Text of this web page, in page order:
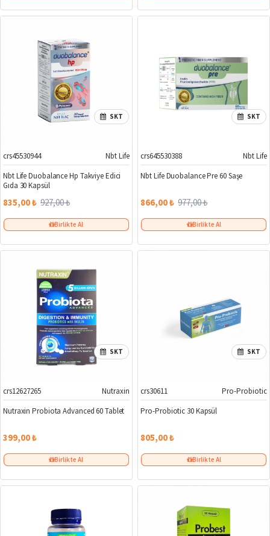
%10
SKT
crs45530944
Nbt Life
Nbt Life Duobalance Hp Takviye Edici
Gıda 30 Kapsül
835,00 ₺ 927,00 ₺
Birlikte Al
%11
SKT
crs645530388
Nbt Life
Nbt Life Duobalance Pre 60 Saşe
866,00 ₺ 977,00 ₺
Birlikte Al
SKT
crs12627265
Nutraxin
Nutraxin Probiota Advanced 60 Tablet
399,00 ₺
Birlikte Al
SKT
crs30611
Pro-Probiotic
Pro-Probiotic 30 Kapsül
805,00 ₺
Birlikte Al